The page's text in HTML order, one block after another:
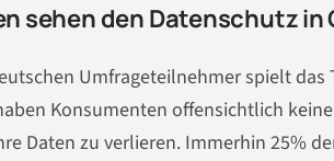
sehen den Datenschutz in
Umfrageteilnehmer spielt
Konsumenten offensichtlich
Daten zu verlieren. Immerhin 25%